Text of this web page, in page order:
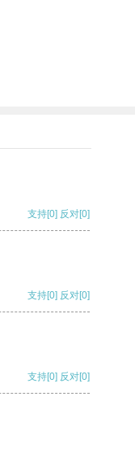
支持[0] 反对[0]
支持[0] 反对[0]
支持[0] 反对[0]